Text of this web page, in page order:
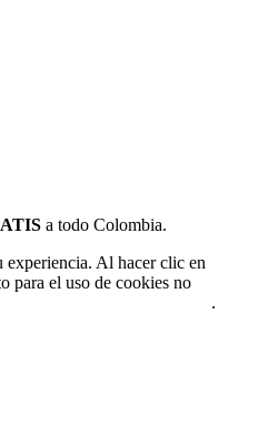
a todo Colombia.
experiencia. Al hacer clic en
para el uso de cookies no
.